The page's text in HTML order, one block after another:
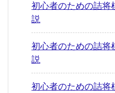
初心者のための詰
説
初心者のための詰
説
初心者のための詰